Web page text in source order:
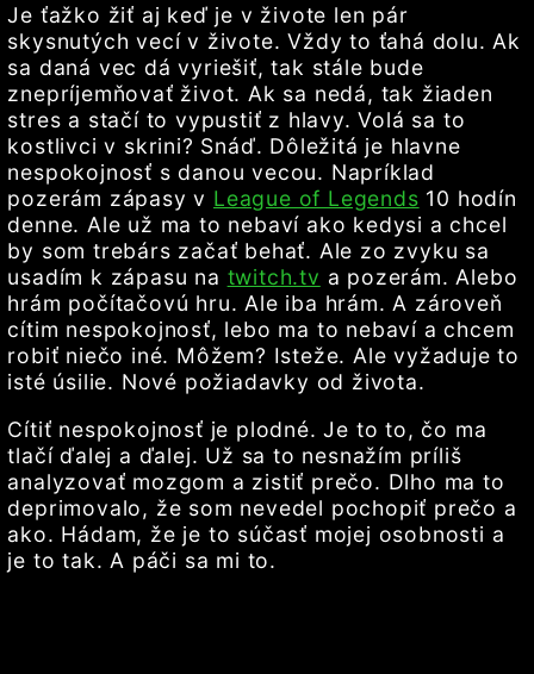
Je ťažko žiť aj keď je v živote len pár
skysnutých vecí v živote. Vždy to ťahá dolu. Ak
sa daná vec dá vyriešiť, tak stále bude
znepríjemňovať život. Ak sa nedá, tak žiaden
stres a stačí to vypustiť z hlavy. Volá sa to
kostlivci v skrini? Snáď. Dôležitá je hlavne
nespokojnosť s danou vecou. Napríklad
pozerám zápasy v League of Legends 10 hodín
denne. Ale už ma to nebaví ako kedysi a chcel
by som trebárs začať behať. Ale zo zvyku sa
usadím k zápasu na twitch.tv a pozerám. Alebo
hrám počítačovú hru. Ale iba hrám. A zároveň
cítim nespokojnosť, lebo ma to nebaví a chcem
robiť niečo iné. Môžem? Isteže. Ale vyžaduje to
isté úsilie. Nové požiadavky od života.
Cítiť nespokojnosť je plodné. Je to to, čo ma
tlačí ďalej a ďalej. Už sa to nesnažím príliš
analyzovať mozgom a zistiť prečo. Dlho ma to
deprimovalo, že som nevedel pochopiť prečo a
ako. Hádam, že je to súčasť mojej osobnosti a
je to tak. A páči sa mi to.